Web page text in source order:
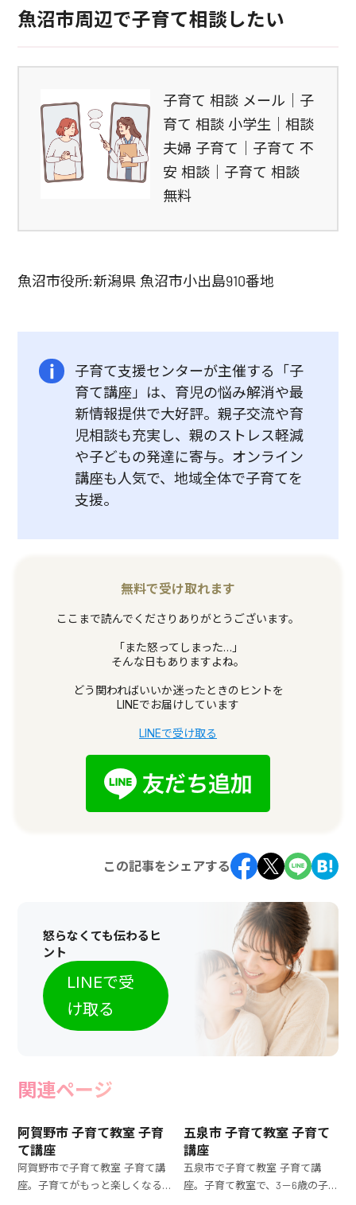
魚沼市周辺で子育て相談したい
子育て 相談 メール｜子
育て 相談 小学生｜相談
夫婦 子育て｜子育て 不
安 相談｜子育て 相談
無料
魚沼市役所:新潟県 魚沼市小出島910番地
子育て支援センターが主催する「子
育て講座」は、育児の悩み解消や最
新情報提供で大好評。親子交流や育
児相談も充実し、親のストレス軽減
や子どもの発達に寄与。オンライン
講座も人気で、地域全体で子育てを
支援。
無料で受け取れます
ここまで読んでくださりありがとうございます。
「また怒ってしまった…」
そんな日もありますよね。
どう関わればいいか迷ったときのヒントを
LINEでお届けしています
LINEで受け取る
この記事をシェアする
怒らなくても伝わるヒ
ント
LINEで受
け取る
関連ページ
阿賀野市 子育て教室 子育
て講座
阿賀野市で子育て教室 子育て講
座。子育てがもっと楽しくなる
五泉市 子育て教室 子育て
講座
五泉市で子育て教室 子育て講
座。子育て教室で、3－6歳の子